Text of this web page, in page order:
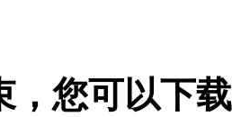
，您可以下